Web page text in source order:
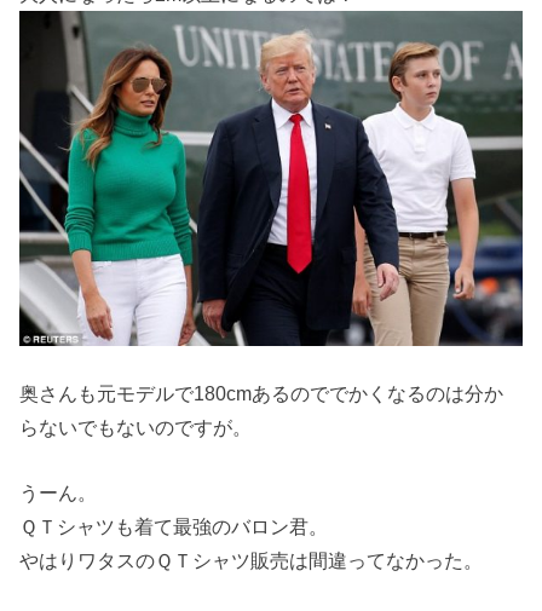
奥さんも元モデルで180cmあるのででかくなるのは分か
らないでもないのですが。
うーん。
ＱＴシャツも着て最強のバロン君。
やはりワタスのＱＴシャツ販売は間違ってなかった。